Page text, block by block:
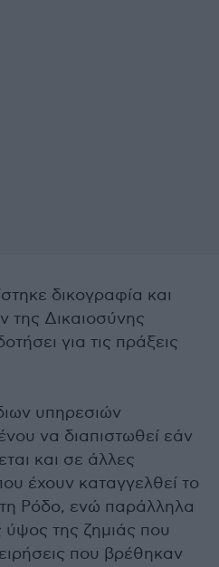
δικογραφία και
της Δικαιοσύνης
για τις πράξεις
υπηρεσιών
να διαπιστωθεί εάν
και σε άλλες
έχουν καταγγελθεί το
Ρόδο, ενώ παράλληλα
ύψος της ζημιάς που
που βρέθηκαν